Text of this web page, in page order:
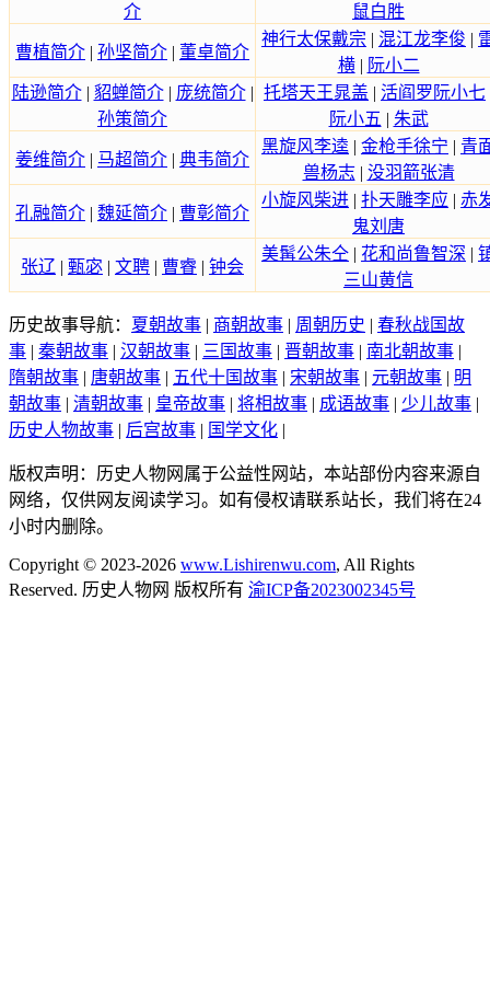
介
鼠白胜
曹植简介 | 孙坚简介 | 董卓简介
神行太保戴宗 | 混江龙李俊 |
横| 阮小二
陆逊简介| 貂蝉简介| 庞统简介|
孙策简介
托塔天王晁盖 | 活阎罗阮小七
阮小五 | 朱武
姜维简介 | 马超简介 | 典韦简介
黑旋风李逵 | 金枪手徐宁 | 青
兽杨志| 没羽箭张清
孔融简介 | 魏延简介 | 曹彰简介
小旋风柴进 | 扑天雕李应 | 赤
鬼刘唐
张辽 | 甄宓 | 文聘 | 曹睿 | 钟会
美髯公朱仝 | 花和尚鲁智深 |
三山黄信
历史故事导航： 夏朝故事 | 商朝故事 | 周朝历史 | 春秋战国故
事 | 秦朝故事 | 汉朝故事 | 三国故事 | 晋朝故事 | 南北朝故事 |
隋朝故事 | 唐朝故事 | 五代十国故事 | 宋朝故事 | 元朝故事 | 明
朝故事 | 清朝故事 | 皇帝故事 | 将相故事 | 成语故事 | 少儿故事 |
历史人物故事 | 后宫故事 | 国学文化 |
版权声明：历史人物网属于公益性网站，本站部份内容来源自
网络，仅供网友阅读学习。如有侵权请联系站长，我们将在24
小时内删除。
Copyright © 2023-2026 www.Lishirenwu.com, All Rights
Reserved. 历史人物网 版权所有 渝ICP备2023002345号